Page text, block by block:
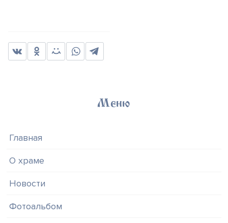
Меню
Главная
О храме
Новости
Фотоальбом